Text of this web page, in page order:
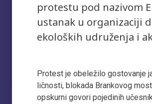
protestu pod nazivom
ustanak u organizaciji
ekoloških udruženja i
Protest je obeležilo gostovanje
ličnosti, blokada Brankovog
opskurni govori pojedinih